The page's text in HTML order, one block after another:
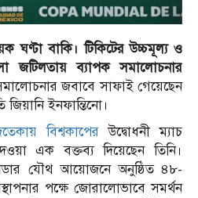
ঘণ্টা বাকি। টিকিটের উচ্চমূল্য ও
জটিলতায় ব্যাপক সমালোচনার
জবাবে সাফাই গেয়েছেন
জিয়ানি ইনফান্তিনো।
বিশ্বকাপের উদ্বোধনী ম্যাচ
এক বক্তব্য দিয়েছেন তিনি।
যৌথ আয়োজনে অনুষ্ঠিত ৪৮-
পক্ষে জোরালোভাবে সমর্থন